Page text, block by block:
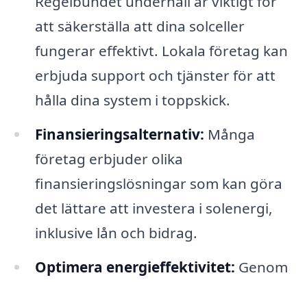
att säkerställa att dina solceller
fungerar effektivt. Lokala företag kan
erbjuda support och tjänster för att
hålla dina system i toppskick.
Finansieringsalternativ: Många
företag erbjuder olika
finansieringslösningar som kan göra
det lättare att investera i solenergi,
inklusive lån och bidrag.
Optimera energieffektivitet: Genom